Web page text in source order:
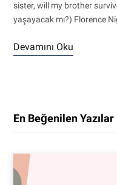
sister, will my brother
yaşayacak mı?) Florence
Devamını Oku
En Beğenilen Yazılar